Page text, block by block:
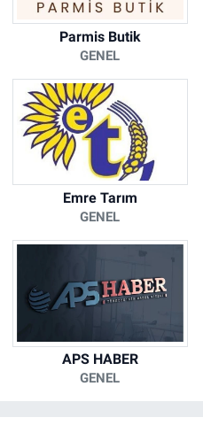
Parmis Butik
GENEL
Emre Tarım
GENEL
APS HABER
GENEL